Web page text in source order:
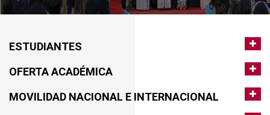
ESTUDIANTES
OFERTA ACADÉMICA
MOVILIDAD NACIONAL E INTERNACIONAL